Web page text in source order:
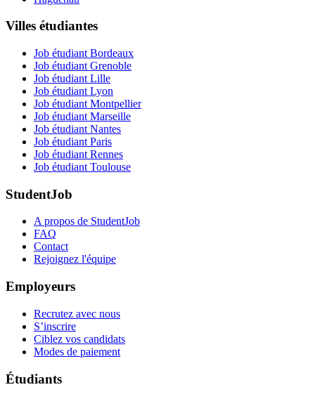
Villes étudiantes
Job étudiant Bordeaux
Job étudiant Grenoble
Job étudiant Lille
Job étudiant Lyon
Job étudiant Montpellier
Job étudiant Marseille
Job étudiant Nantes
Job étudiant Paris
Job étudiant Rennes
Job étudiant Toulouse
StudentJob
A propos de StudentJob
FAQ
Contact
Rejoignez l'équipe
Employeurs
Recrutez avec nous
S’inscrire
Ciblez vos candidats
Modes de paiement
Étudiants